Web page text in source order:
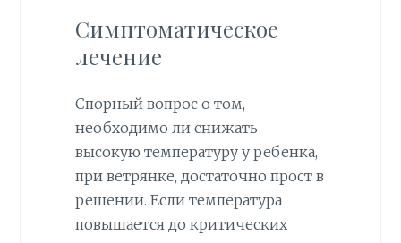
Симптоматическое
лечение
Спорный вопрос о том,
необходимо ли снижать
высокую температуру у ребенка,
при ветрянке, достаточно прост в
решении. Если температура
повышается до критических